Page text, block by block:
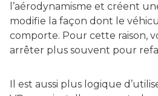
l’aérodynamisme et créent
modifie la façon dont le
comporte. Pour cette raison,
arrêter plus souvent pour
Il est aussi plus logique